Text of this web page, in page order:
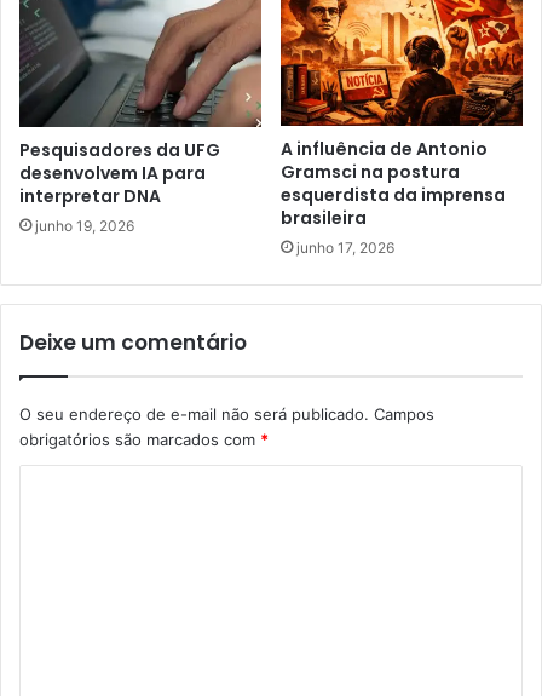
Pesquisadores da UFG
desenvolvem IA para
interpretar DNA
junho 19, 2026
A influência de Antonio
Gramsci na postura
esquerdista da imprensa
brasileira
junho 17, 2026
Deixe um comentário
O seu endereço de e-mail não será publicado. Campos
obrigatórios são marcados com *